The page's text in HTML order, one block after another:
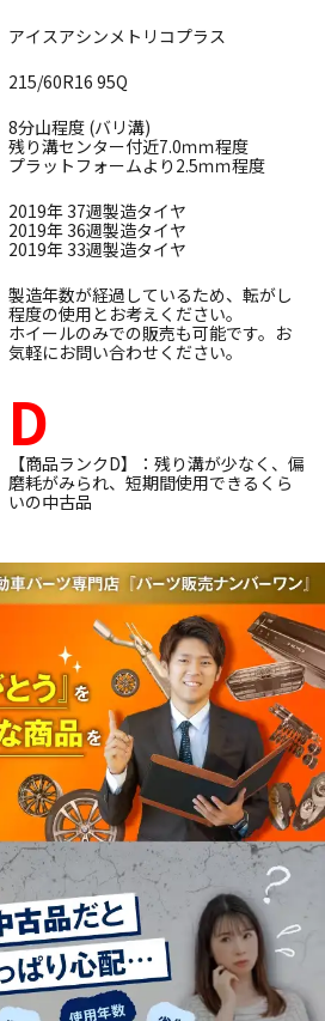
アイスアシンメトリコプラス
215/60R16 95Q
8分山程度 (バリ溝)
残り溝センター付近7.0ｍｍ程度
プラットフォームより2.5ｍｍ程度
2019年 37週製造タイヤ
2019年 36週製造タイヤ
2019年 33週製造タイヤ
製造年数が経過しているため、転がし
程度の使用とお考えください。
ホイールのみでの販売も可能です。お
気軽にお問い合わせください。
D
【商品ランクD】：残り溝が少なく、偏
磨耗がみられ、短期間使用できるくら
いの中古品